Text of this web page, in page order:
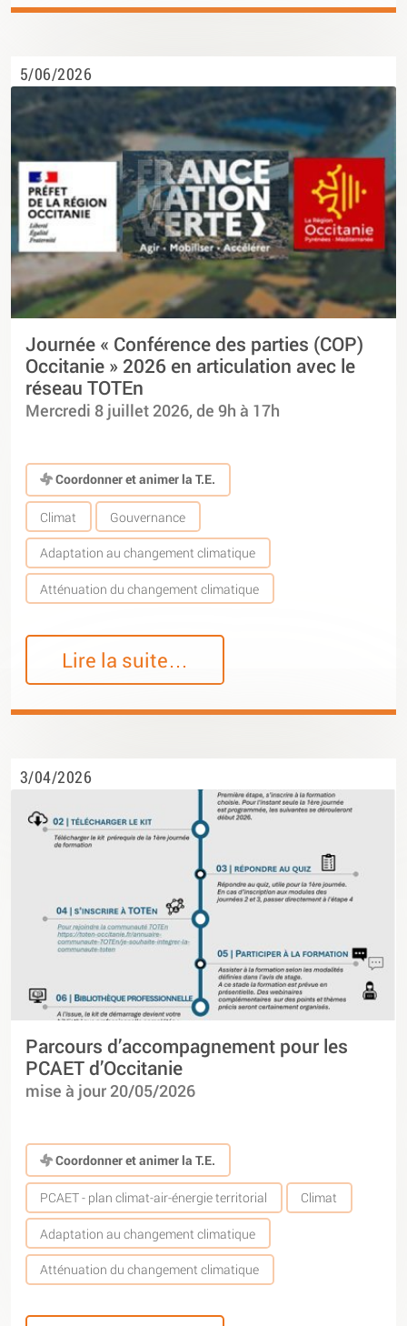
5/06/2026
Journée « Conférence des parties (COP)
Occitanie » 2026 en articulation avec le
réseau TOTEn
Mercredi 8 juillet 2026, de 9h à 17h
Coordonner et animer la T.E.
Climat Gouvernance
Adaptation au changement climatique
Atténuation du changement climatique
Lire la suite…
3/04/2026
Parcours d’accompagnement pour les
PCAET d’Occitanie
mise à jour 20/05/2026
Coordonner et animer la T.E.
PCAET - plan climat-air-énergie territorial Climat
Adaptation au changement climatique
Atténuation du changement climatique